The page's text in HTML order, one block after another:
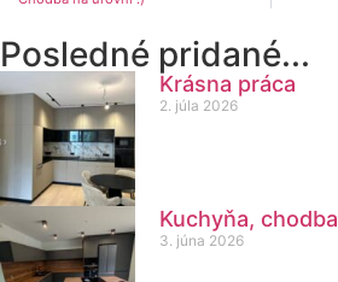
Posledné pridané...
Krásna práca
2. júla 2026
Kuchyňa, chodba
3. júna 2026